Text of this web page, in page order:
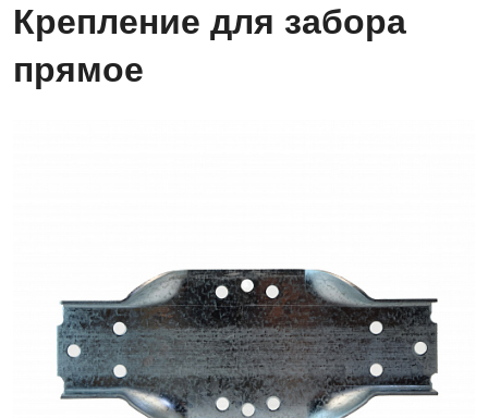
Крепление для забора
прямое